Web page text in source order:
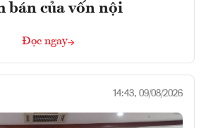
bán của vốn nội
Đọc ngay
14:43, 09/08/2026